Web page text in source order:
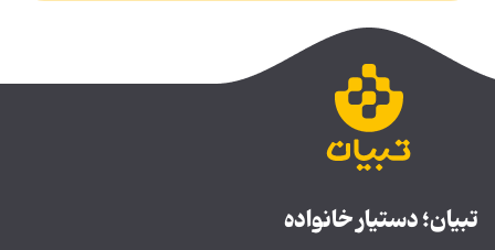
تبیان؛ دستیار خانواده